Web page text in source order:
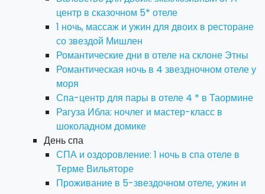
центр в сказочном 5* отеле
1 ночь, массаж и ужин для двоих в ресторане
со звездой Мишлен
Романтические дни в отеле на склоне Этны
Романтическая ночь в 4 звездночном отеле у
моря
Спа-центр для пары в отеле 4 * в Таормине
Рагуза Ибла: ночлег и мастер-класс в
шоколадном домике
День спа
СПА и оздоровление: 1 ночь в спа отеле в
Терме Вильяторе
Проживание в 5-звездочном отеле, ужин и